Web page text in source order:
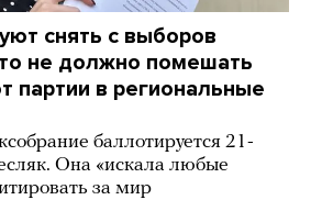
снять с выборов
не должно помешать
партии в региональные
баллотируется 21-
Она «искала любые
за мир